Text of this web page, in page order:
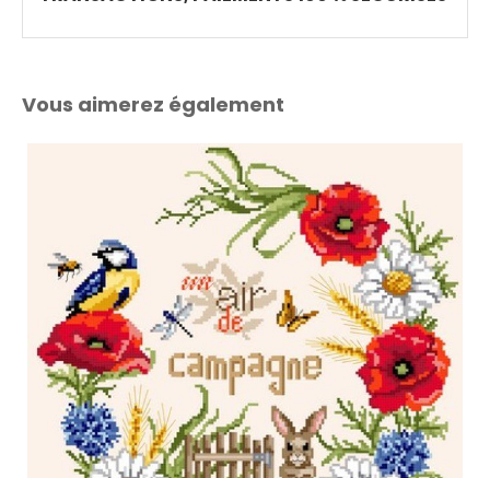
Vous aimerez également